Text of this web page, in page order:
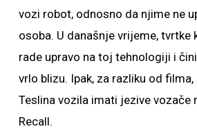
vozi robot, odnosno da njime ne
osoba. U današnje vrijeme, tvrtke
rade upravo na toj tehnologiji i
vrlo blizu. Ipak, za razliku od
Teslina vozila imati jezive vozače
Recall.